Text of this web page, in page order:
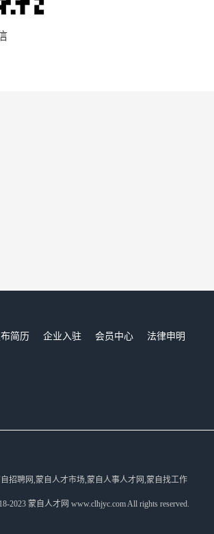
简历 企业入驻 会员中心
法律申明
招聘网,蒙自人才市场,蒙自人事人才网,蒙自找工作
2023 蒙自人才网 www.clhjyc.com All rights reserved.